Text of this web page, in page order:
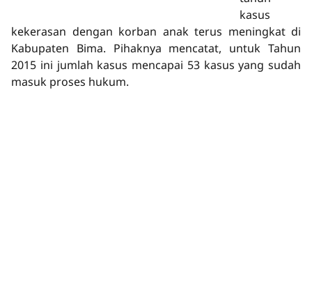
kasus
kekerasan dengan korban anak terus meningkat di
Kabupaten Bima. Pihaknya mencatat, untuk Tahun
2015 ini jumlah kasus mencapai 53 kasus yang sudah
masuk proses hukum.